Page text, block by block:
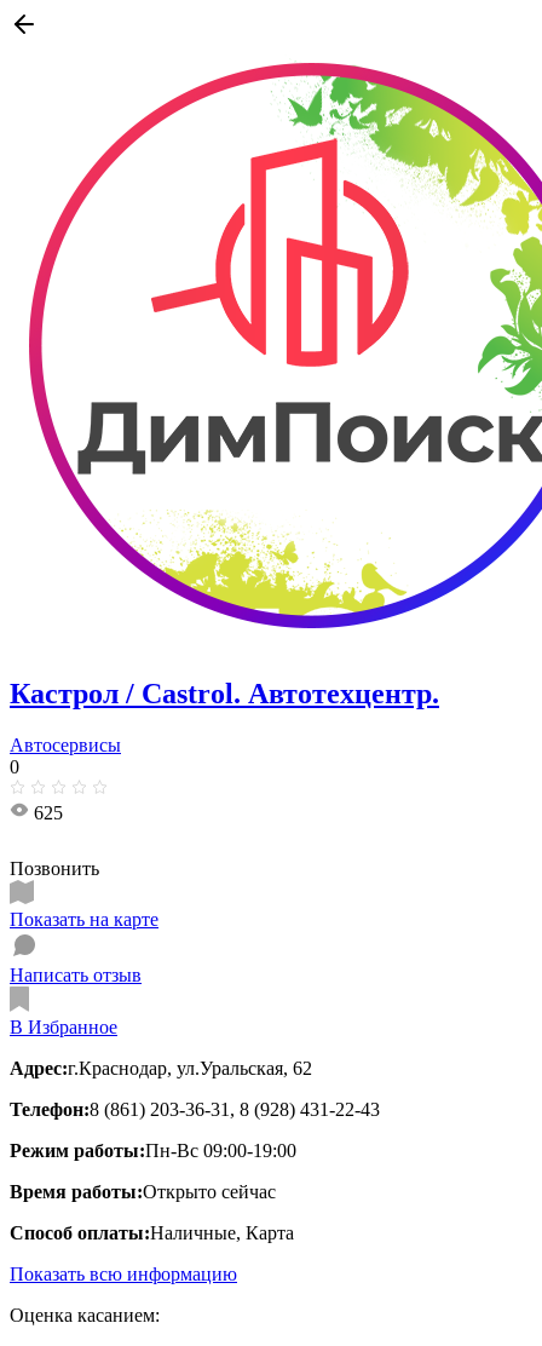
Кастрол / Castrol. Автотехцентр.
Автосервисы
0
625
Позвонить
Показать на карте
Написать отзыв
В Избранное
Адрес:г.Краснодар, ул.Уральская, 62
Телефон:8 (861) 203-36-31, 8 (928) 431-22-43
Режим работы:Пн-Вс 09:00-19:00
Время работы:Открыто сейчас
Способ оплаты:Наличные, Карта
Показать всю информацию
Оценка касанием: